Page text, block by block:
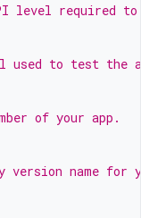
level required
used to test the
of your app.
name for